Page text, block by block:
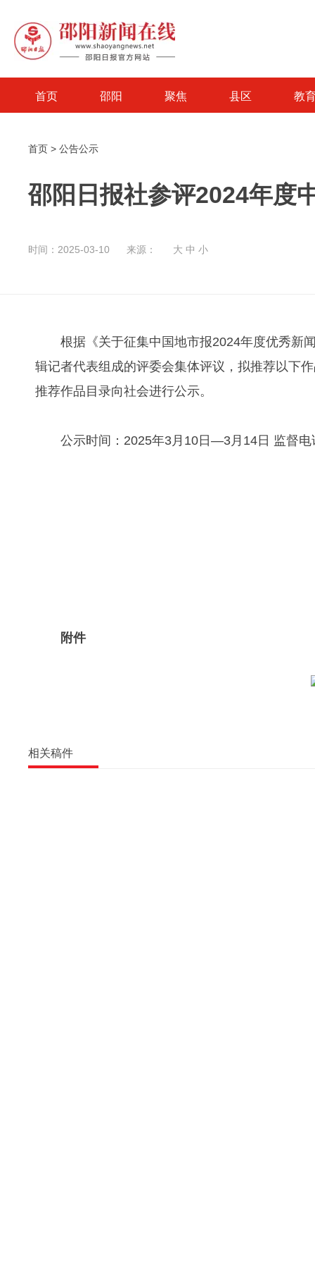
首页 邵阳 聚焦 县区 教
首页 > 公告公示
邵阳日报社参评2024年度
时间：2025-03-10 来源： 大 中 小
根据《关于征集中国地市报2024年度优秀新
辑记者代表组成的评委会集体评议，拟推荐以下
推荐作品目录向社会进行公示。
公示时间：2025年3月10日—3月14日 监督
附件
相关稿件